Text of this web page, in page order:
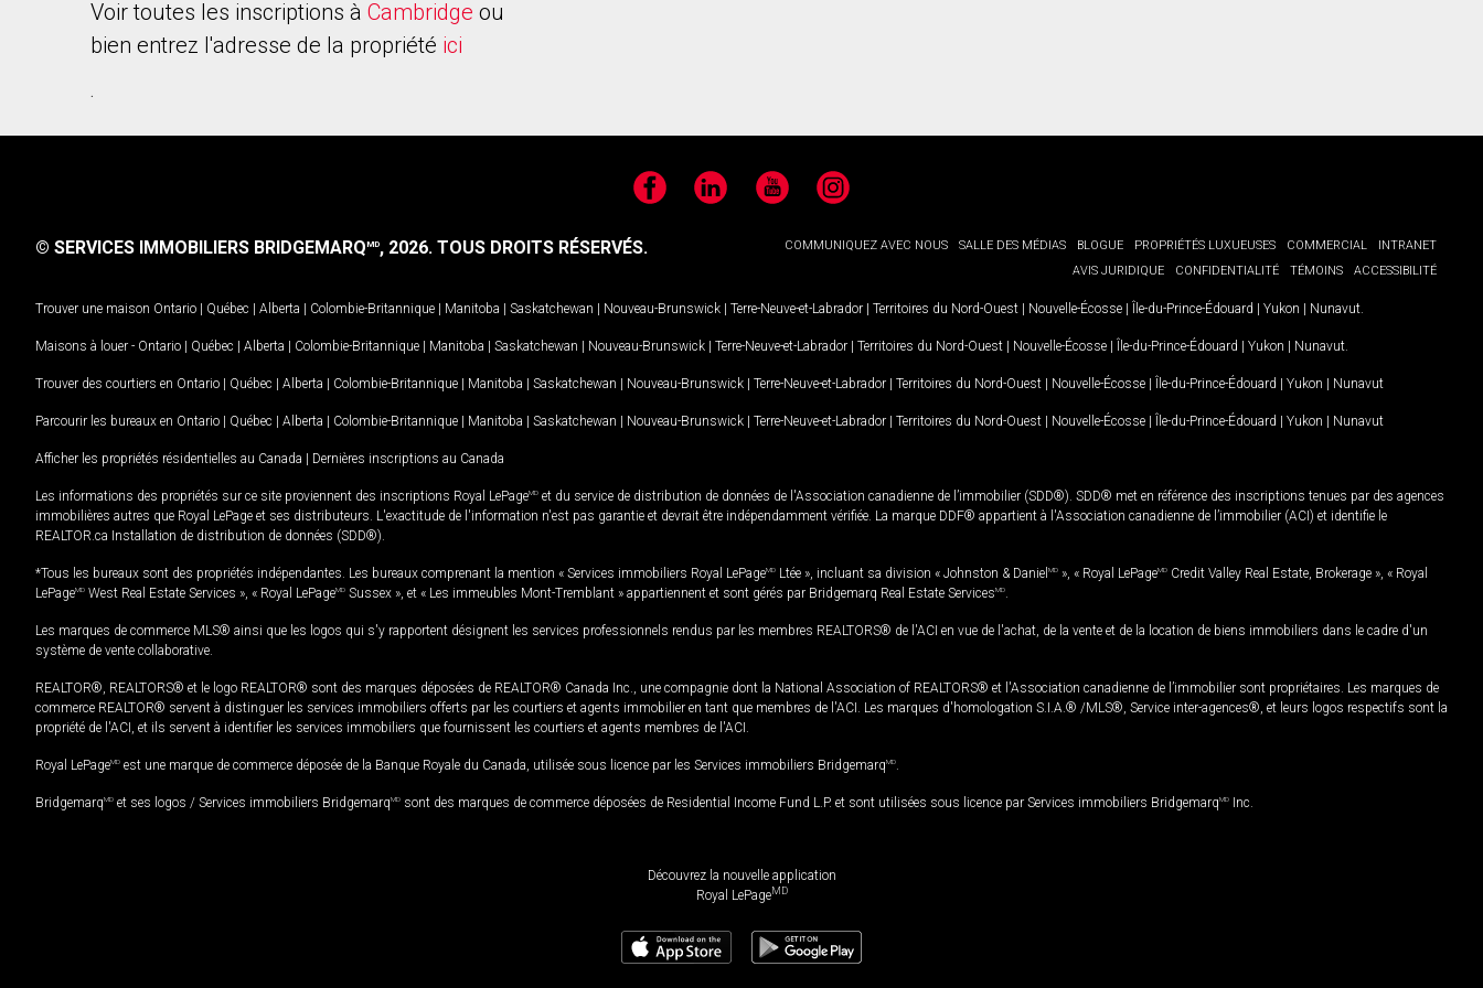
Voir toutes les inscriptions à Cambridge ou
bien entrez l'adresse de la propriété ici
.
FacebookLinkedIn YouTubeInstagram
COMMUNIQUEZ AVEC NOUS SALLE DES MÉDIAS BLOGUE PROPRIÉTÉS LUXUEUSES COMMERCIAL
INTRANET
AVIS JURIDIQUE
CONFIDENTIALITÉ TÉMOINS ACCESSIBILITÉ
© SERVICES IMMOBILIERS BRIDGEMARQMD, 2026. TOUS DROITS RÉSERVÉS.
Trouver une maison Ontario | Québec | Alberta | Colombie-Britannique | Manitoba | Saskatchewan | Nouveau-Brunswick | Terre-Neuve-et-Labrador | Territoires du Nord-Ouest | Nouvelle-Écosse | Île-du-Prince-Édouard | Yukon | Nunavut
Maisons à louer - Ontario | Québec | Alberta | Colombie-Britannique | Manitoba | Saskatchewan | Nouveau-Brunswick | Terre-Neuve-et-Labrador | Territoires du Nord-Ouest | Nouvelle-Écosse | Île-du-Prince-Édouard | Yukon | Nunavut
Trouver des courtiers en Ontario | Québec | Alberta | Colombie-Britannique | Manitoba | Saskatchewan | Nouveau-Brunswick | Terre-Neuve-et-Labrador | Territoires du Nord-Ouest | Nouvelle-Écosse | Île-du-Prince-Édouard | Yukon | Nunavut
Parcourir les bureaux en Ontario | Québec | Alberta | Colombie-Britannique | Manitoba | Saskatchewan | Nouveau-Brunswick | Terre-Neuve-et-Labrador | Territoires du Nord-Ouest | Nouvelle-Écosse | Île-du-Prince-Édouard | Yukon | Nunavut
Afficher les propriétés résidentielles au Canada | Dernières inscriptions au Canada
Les informations des propriétés sur ce site proviennent des inscriptions Royal LePageMD et du service de distribution de données de l'Association canadienne de l’immobilier (SDD®). SDD® met en référence des inscriptions tenues par des agences
immobilières autres que Royal LePage et ses distributeurs. L'exactitude de l'information n'est pas garantie et devrait être indépendamment vérifiée. La marque DDF® appartient à l'Association canadienne de l’immobilier (ACI) et identifie le
REALTOR.ca Installation de distribution de données (SDD®).
*Tous les bureaux sont des propriétés indépendantes. Les bureaux comprenant la mention « Services immobiliers Royal LePageMD Ltée », incluant sa division « Johnston & Daniel MD », « Royal LePageMD Credit Valley Real Estate, Brokerage », « Royal
LePageMD West Real Estate Services », « Royal LePageMD Sussex », et « Les immeubles Mont-Tremblant » appartiennent et sont gérés par Bridgemarq Real Estate ServicesMD
Les marques de commerce MLS® ainsi que les logos qui s'y rapportent désignent les services professionnels rendus par les membres REALTORS® de l'ACI en vue de l'achat, de la vente et de la location de biens immobiliers dans le cadre d'un
système de vente collaborative.
REALTOR®, REALTORS® et le logo REALTOR® sont des marques déposées de REALTOR® Canada Inc., une compagnie dont la National Association of REALTORS® et l'Association canadienne de l’immobilier sont propriétaires. Les marques de
commerce REALTOR® servent à distinguer les services immobiliers offerts par les courtiers et agents immobilier en tant que membres de l'ACI. Les marques d'homologation S.I.A.® /MLS®, Service inter-agences®, et leurs logos respectifs sont la
propriété de l'ACI, et ils servent à identifier les services immobiliers que fournissent les courtiers et agents membres de l'ACI.
Royal LePageMD est une marque de commerce déposée de la Banque Royale du Canada, utilisée sous licence par les Services immobiliers BridgemarqMD
BridgemarqMD et ses logos / Services immobiliers BridgemarqMD sont des marques de commerce déposées de Residential Income Fund L.P. et sont utilisées sous licence par Services immobiliers BridgemarqMD Inc.
Découvrez la nouvelle application
Royal LePageMD